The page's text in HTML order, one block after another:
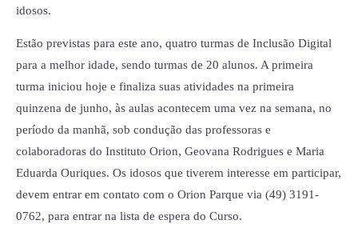
idosos.
Estão previstas para este ano, quatro turmas de Inclusão Digital
para a melhor idade, sendo turmas de 20 alunos. A primeira
turma iniciou hoje e finaliza suas atividades na primeira
quinzena de junho, às aulas acontecem uma vez na semana, no
período da manhã, sob condução das professoras e
colaboradoras do Instituto Orion, Geovana Rodrigues e Maria
Eduarda Ouriques. Os idosos que tiverem interesse em participar,
devem entrar em contato com o Orion Parque via (49) 3191-
0762, para entrar na lista de espera do Curso.